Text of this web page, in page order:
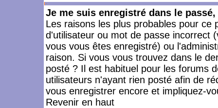
Je me suis enregistré dans le
Les raisons les plus probables pour
d'utilisateur ou mot de passe incorrect
vous vous êtes enregistré) ou
raison. Si vous vous trouvez dans le
posté ? Il est habituel pour les forums
utilisateurs n'ayant rien posté afin de
vous enregistrer encore et impliquez-
Revenir en haut